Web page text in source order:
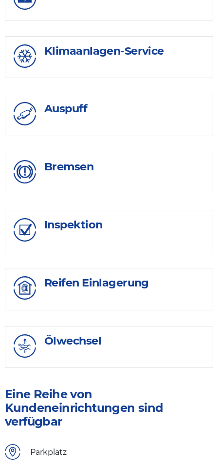
Klimaanlagen-Service
Auspuff
Bremsen
Inspektion
Reifen Einlagerung
Ölwechsel
Eine Reihe von
Kundeneinrichtungen sind
verfügbar
Parkplatz